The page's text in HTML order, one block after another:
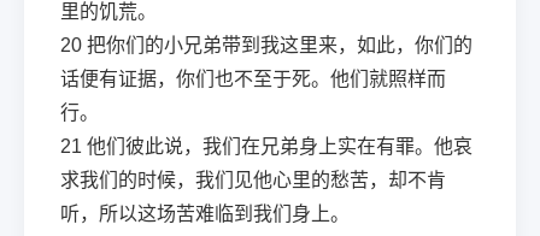
里的饥荒。
20 把你们的小兄弟带到我这里来，如此，你们的
话便有证据，你们也不至于死。他们就照样而
行。
21 他们彼此说，我们在兄弟身上实在有罪。他哀
求我们的时候，我们见他心里的愁苦，却不肯
听，所以这场苦难临到我们身上。